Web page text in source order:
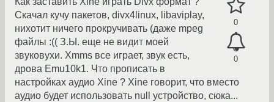
0
0
Скачал кучу пакетов, divx4linux, libaviplay,
нихотит ничего прокручивать (даже mpeg
файлы :(( З.Ы. еще не видит моей
звуковухи. Xmms все играет, звук есть,
дрова Emu10k1. Что прописать в
настройках аудио Xine ? Xine говорит, что вместо
аудио будет использовать null устройство, сюка...